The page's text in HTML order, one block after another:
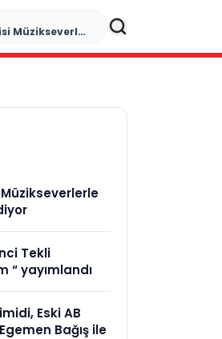
Rubato Konser Serisi Müzikseverlerle Buluşmaya Devam Ediyor
Tekli
“ yayımlandı
Eski AB
Bağış ile